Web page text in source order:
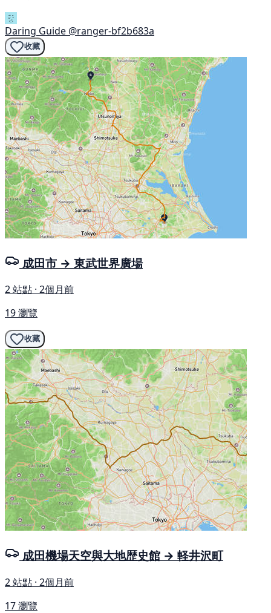
Daring Guide @ranger-bf2b683a
收藏
成田市 → 東武世界廣場
2 站點 · 2個月前
19 瀏覽
收藏
成田機場天空與大地歴史館 → 軽井沢町
2 站點 · 2個月前
17 瀏覽